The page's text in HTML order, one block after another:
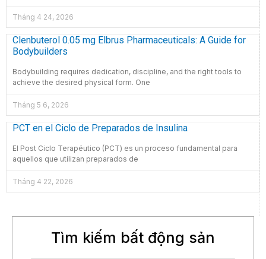
Tháng 4 24, 2026
Clenbuterol 0.05 mg Elbrus Pharmaceuticals: A Guide for
Bodybuilders
Bodybuilding requires dedication, discipline, and the right tools to
achieve the desired physical form. One
Tháng 5 6, 2026
PCT en el Ciclo de Preparados de Insulina
El Post Ciclo Terapéutico (PCT) es un proceso fundamental para
aquellos que utilizan preparados de
Tháng 4 22, 2026
Tìm kiếm bất động sản